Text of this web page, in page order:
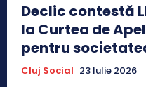
Declic contestă
la Curtea de
pentru
Cluj Social 23 Iulie 2026